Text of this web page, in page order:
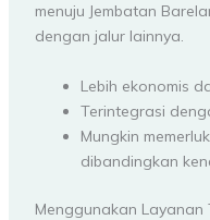
menuju Jembatan
dengan jalur lainnya.
Lebih ekonomis
Terintegrasi
Mungkin
dibandingkan
Menggunakan